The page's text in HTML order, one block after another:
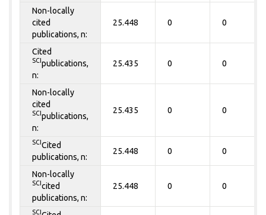
Non-locally
cited
publications, n:
25.448 0 0
Cited
SCI publications,
n:
25.435 0 0
Non-locally
cited
SCI publications,
n:
25.435 0 0
SCI Cited
publications, n:
25.448 0 0
Non-locally
SCI cited
publications, n:
25.448 0 0
SCI